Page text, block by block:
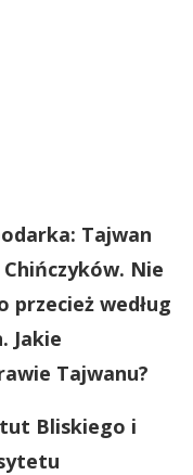
Tajwan
Nie
przecież według
Jakie
Tajwanu?
Bliskiego i